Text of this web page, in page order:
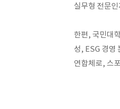
실무형 전문
한편, 국민대
성, ESG 경영
연합체로, 스